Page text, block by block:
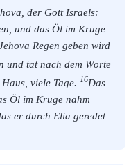
der Gott Israels:
und das Öl im Kruge
Regen geben wird
und tat nach dem Worte
viele Tage. 16Das
Öl im Kruge nahm
er durch Elia geredet